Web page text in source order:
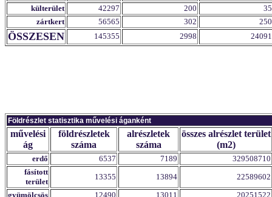
külterület
42297 200
35
zártkert
56565 302 250
ÖSSZESEN 145355 2998 24091
Földrészlet statisztika művelési áganként
művelési
ág
földrészletek
száma
alrészletek
száma
összes alrészlet terület
(m2)
erdő 6537 7189
329508710
fásított
terület
13355 13894
22589602
gyümölcsös
12490 13011
20251522